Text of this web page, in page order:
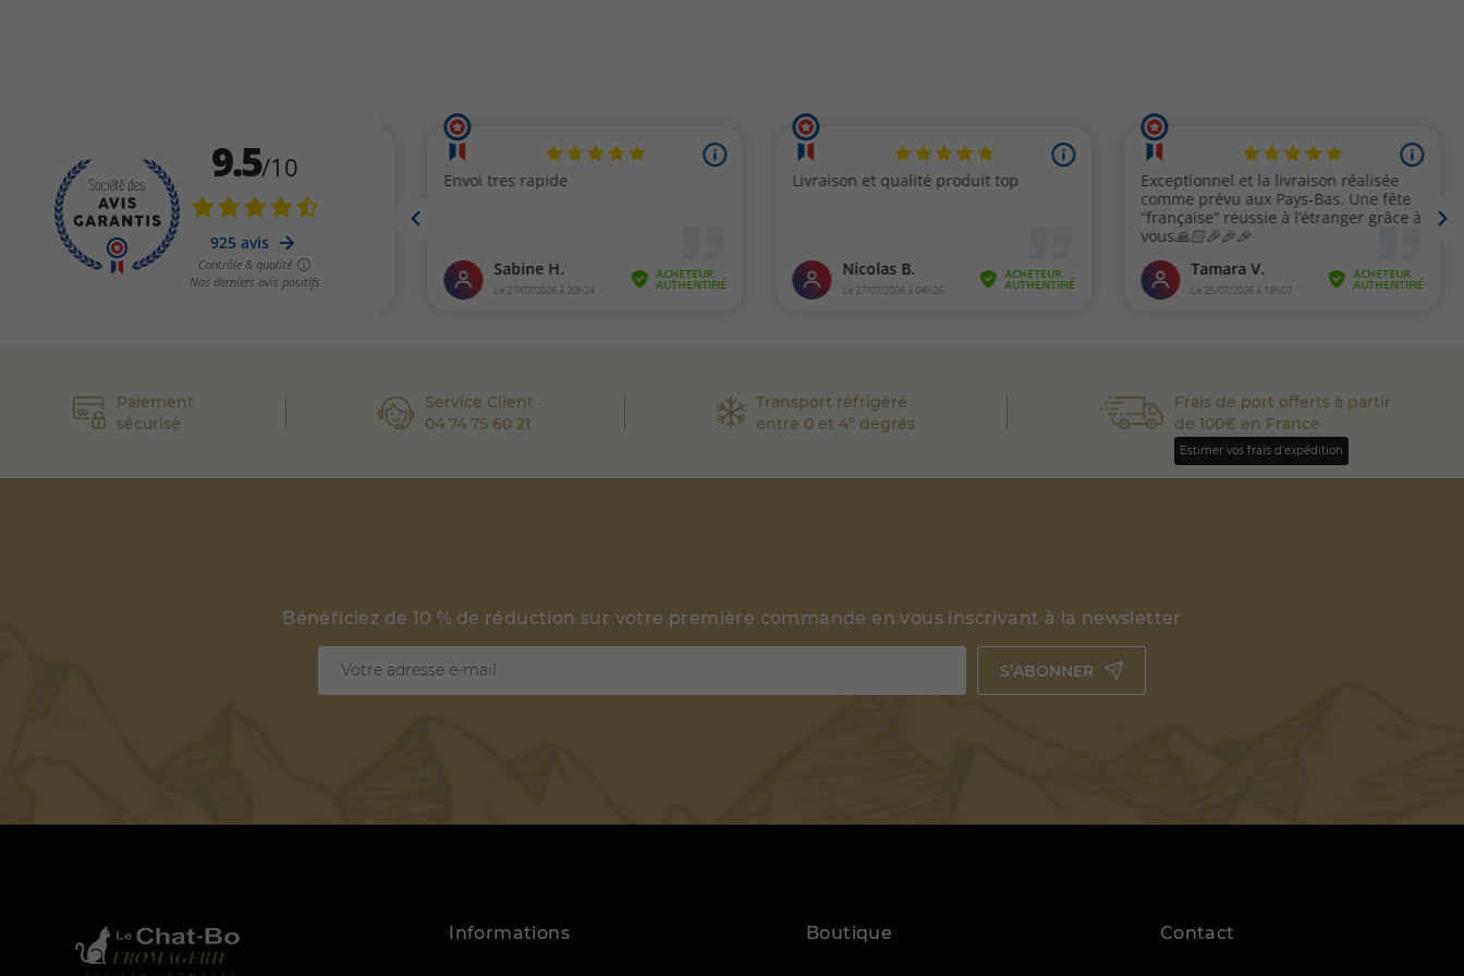
Paiement
sécurisé
Service Client
04 74 75 60 21
Transport réfrigéré
entre 0 et 4° degrés
Frais de port offerts à partir
de 100€ en France
Estimer vos frais d'expédition
Bénéficiez de 10 % de réduction sur votre première commande en vous inscrivant à la newsletter
S’ABONNER
Informations Boutique Contact